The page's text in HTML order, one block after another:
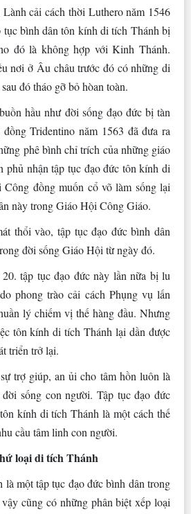
cải cách thời Luthero năm 1546
tục bình dân tôn kính di tích Thánh bị
đó là không hợp với Kinh Thánh.
nơi ở Âu châu trước đó có những di
đó tháo gỡ bỏ hòan toàn.
hầu như đời sống đạo đức bị tàn
Tridentino năm 1563 đã đưa ra
phê bình chỉ trích của những giáo
phủ nhận tập tục đạo đức tôn kính di
đồng muốn cổ võ làm sống lại
này trong Giáo Hội Công Giáo.
thổi vào, tập tục đạo đức bình dân
đời sống Giáo Hội từ ngày đó.
tập tục đạo đức này lần nữa bị lu
phong trào cải cách Phụng vụ lấn
lý chiếm vị thế hàng đầu. Nhưng
tôn kính di tích Thánh lại dần được
triển trở lại.
trợ giúp, an ủi cho tâm hồn luôn là
sống con người. Tập tục đạo đức
kính di tích Thánh là một cách thế
cầu tâm linh con người.
loại di tích Thánh
một tập tục đạo đức bình dân trong
cũng có những phân biệt xếp loại